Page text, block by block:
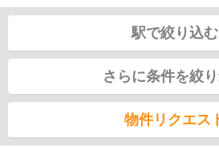
駅で絞り込む
さらに条件を絞
物件リクエス